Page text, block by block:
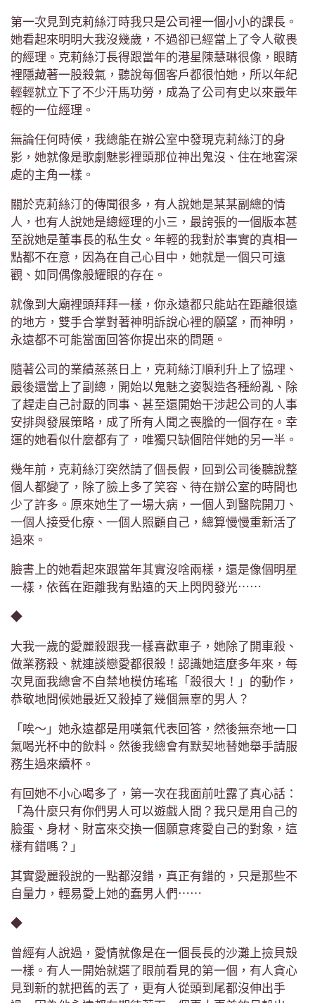
第一次見到克莉絲汀時我只是公司裡一個小小的課長。
她看起來明明大我沒幾歲，不過卻已經當上了令人敬畏
的經理。克莉絲汀長得跟當年的港星陳慧琳很像，眼睛
裡隱藏著一股殺氣，聽說每個客戶都很怕她，所以年紀
輕輕就立下了不少汗馬功勞，成為了公司有史以來最年
輕的一位經理。
無論任何時候，我總能在辦公室中發現克莉絲汀的身
影，她就像是歌劇魅影裡頭那位神出鬼沒、住在地窖深
處的主角一樣。
關於克莉絲汀的傳聞很多，有人說她是某某副總的情
人，也有人說她是總經理的小三，最誇張的一個版本甚
至說她是董事長的私生女。年輕的我對於事實的真相一
點都不在意，因為在自己心目中，她就是一個只可遠
觀、如同偶像般耀眼的存在。
就像到大廟裡頭拜拜一樣，你永遠都只能站在距離很遠
的地方，雙手合掌對著神明訴說心裡的願望，而神明，
永遠都不可能當面回答你提出來的問題。
隨著公司的業績蒸蒸日上，克莉絲汀順利升上了協理、
最後還當上了副總，開始以鬼魅之姿製造各種紛亂、除
了趕走自己討厭的同事、甚至還開始干涉起公司的人事
安排與發展策略，成了所有人聞之喪膽的一個存在。幸
運的她看似什麼都有了，唯獨只缺個陪伴她的另一半。
幾年前，克莉絲汀突然請了個長假，回到公司後聽說整
個人都變了，除了臉上多了笑容、待在辦公室的時間也
少了許多。原來她生了一場大病，一個人到醫院開刀、
一個人接受化療、一個人照顧自己，總算慢慢重新活了
過來。
臉書上的她看起來跟當年其實沒啥兩樣，還是像個明星
一樣，依舊在距離我有點遠的天上閃閃發光⋯⋯
◆
大我一歲的愛麗殺跟我一樣喜歡車子，她除了開車殺、
做業務殺、就連談戀愛都很殺！認識她這麼多年來，每
次見面我總會不自禁地模仿瑤瑤「殺很大！」的動作，
恭敬地問候她最近又殺掉了幾個無辜的男人？
「唉～」她永遠都是用嘆氣代表回答，然後無奈地一口
氣喝光杯中的飲料。然後我總會有默契地替她舉手請服
務生過來續杯。
有回她不小心喝多了，第一次在我面前吐露了真心話：
「為什麼只有你們男人可以遊戲人間？我只是用自己的
臉蛋、身材、財富來交換一個願意疼愛自己的對象，這
樣有錯嗎？」
其實愛麗殺說的一點都沒錯，真正有錯的，只是那些不
自量力，輕易愛上她的蠢男人們⋯⋯
◆
曾經有人說過，愛情就像是在一個長長的沙灘上撿貝殼
一樣。有人一開始就選了眼前看見的第一個，有人貪心
見到新的就把舊的丟了，更有人從頭到尾都沒伸出手